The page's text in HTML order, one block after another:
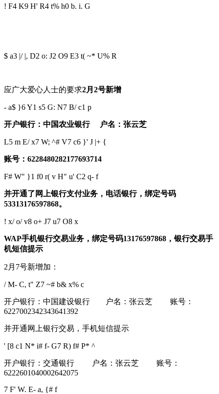
! F4 K9 H' R4 t% h0 b. i. G
$ a3 |/ |, D2 o: J2 O9 E3 t( ~* U% R
应广大爱心人士的要求2月 2号新增
- a$ }6 Y1 s5 G: N7 B/ c1 p
开户银行：中国农业银行 户名：张云芝
L5 m E/ x7 W; ^# V7 c6 }' J |+ {
账号： 6228480282177693714
F# W" }1 f0 r( v H" u' C2 q- f
并开通了 网上银行支付业务，电话银行，绑定号码
53313176597868。
! x/ o/ v8 o+ J7 u7 O8 x
WAP手机银行交易业务，绑定号码13176597868，银行交易手
机短信提示
2月7号新增加：
/ M- C, t" Z7 ~# b& x% c
开户银行：中国建设银行 户名：张云芝 账号：
6227002342343641392
并开通网上银行交易，手机短信提示
' [8 c1 N* i# f- G7 R) f# P* ^
开户银行：交通银行 户名：张云芝 账号：
6222601040002642075
7 F' W. E- a, {# f